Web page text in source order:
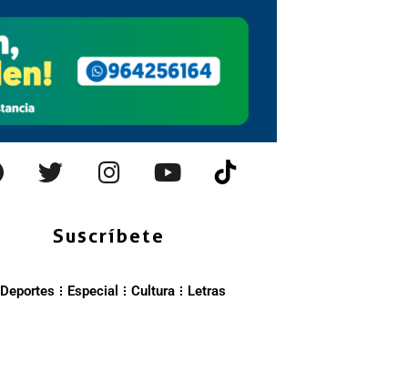
Suscríbete
Deportes Especial Cultura Letras